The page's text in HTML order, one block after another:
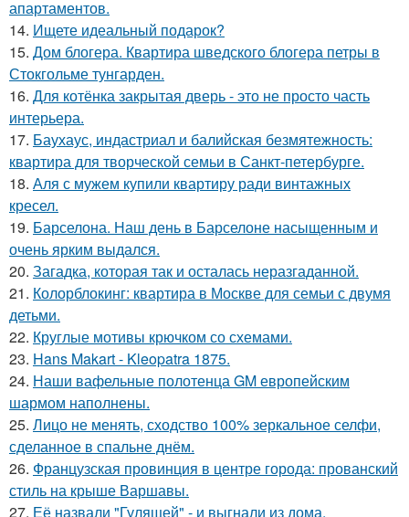
апартаментов.
14. Ищете идеальный подарок?
15. Дом блогера. Квартира шведского блогера петры в
Стокгольме тунгарден.
16. Для котёнка закрытая дверь - это не просто часть
интерьера.
17. Баухаус, индастриал и балийская безмятежность:
квартира для творческой семьи в Санкт-петербурге.
18. Аля с мужем купили квартиру ради винтажных
кресел.
19. Барселона. Наш день в Барселоне насыщенным и
очень ярким выдался.
20. Загадка, которая так и осталась неразгаданной.
21. Колорблокинг: квартира в Москве для семьи с двумя
детьми.
22. Круглые мотивы крючком со схемами.
23. Hans Makart - Kleopatra 1875.
24. Наши вафельные полотенца GM европейским
шармом наполнены.
25. Лицо не менять, сходство 100% зеркальное селфи,
сделанное в спальне днём.
26. Французская провинция в центре города: прованский
стиль на крыше Варшавы.
27. Её назвали "Гулящей" - и выгнали из дома.